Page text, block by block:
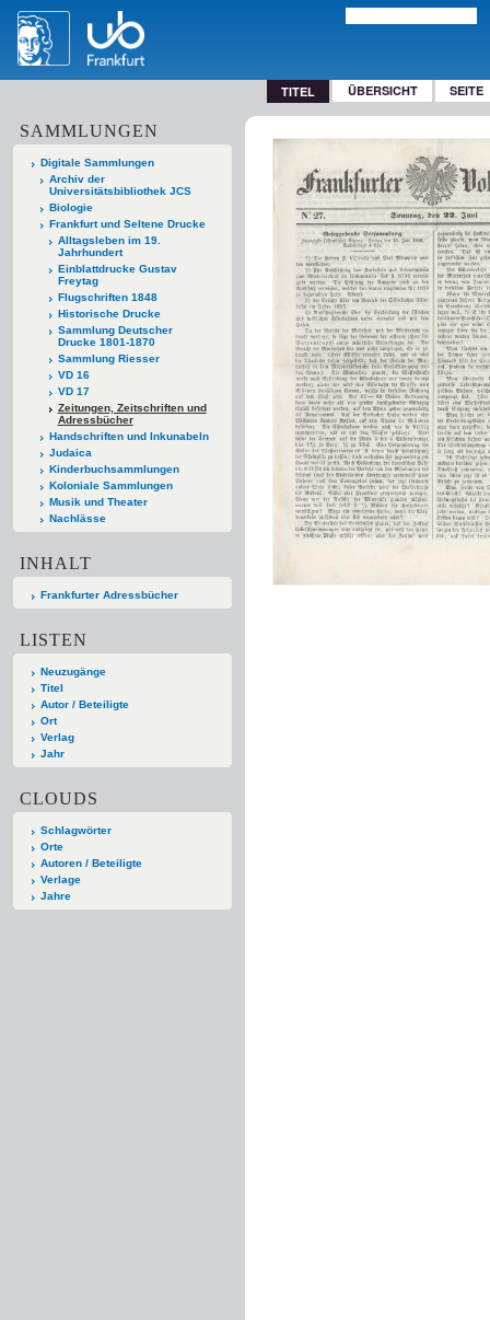
TITEL ÜBERSICHT SEITE
SAMMLUNGEN
Digitale Sammlungen
Archiv der
Universitätsbibliothek JCS
Biologie
Frankfurt und Seltene Drucke
Alltagsleben im 19.
Jahrhundert
Einblattdrucke Gustav
Freytag
Flugschriften 1848
Historische Drucke
Sammlung Deutscher
Drucke 1801-1870
Sammlung Riesser
VD 16
VD 17
Zeitungen, Zeitschriften und
Adressbücher
Handschriften und Inkunabeln
Judaica
Kinderbuchsammlungen
Koloniale Sammlungen
Musik und Theater
Nachlässe
INHALT
Frankfurter Adressbücher
LISTEN
Neuzugänge
Titel
Autor / Beteiligte
Ort
Verlag
Jahr
CLOUDS
Schlagwörter
Orte
Autoren / Beteiligte
Verlage
Jahre